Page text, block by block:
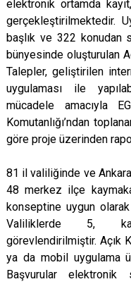
elektronik ortamda
gerçekleştirilmektedir.
başlık ve 322 konudan
bünyesinde oluşturulan
Talepler, geliştirilen
uygulaması ile
mücadele amacıyla
Komutanlığı’ndan
göre proje üzerinden
81 il valiliğinde ve
48 merkez ilçe
konseptine uygun
Valiliklerde 5,
görevlendirilmiştir. Açık
ya da mobil uygulama
Başvurular